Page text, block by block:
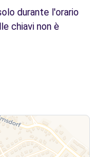
durante l'orario
chiavi non è